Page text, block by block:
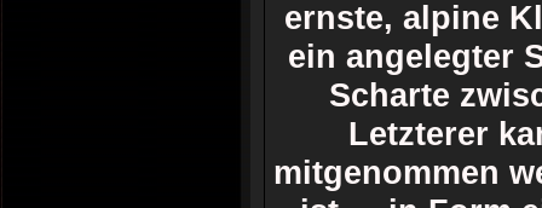
ernste, alpine
ein angelegter
Scharte
Letzterer
mitgenommen